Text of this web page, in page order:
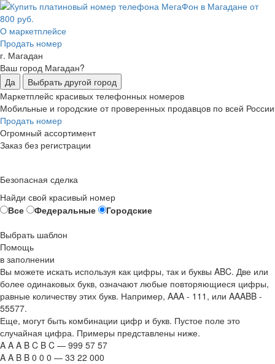
О маркетплейсе
Продать номер
г. Магадан
Ваш город Магадан?
Да
Выбрать другой город
Маркетплейс красивых телефонных номеров
Мобильные и городские от проверенных продавцов по всей России
Продать номер
Огромный ассортимент
Заказ без регистрации
Безопасная сделка
Найди свой красивый номер
Все
Федеральные
Городские
Выбрать шаблон
Помощь
в заполнении
Вы можете искать используя как цифры, так и буквы ABC. Две или
более одинаковых букв, означают любые повторяющиеся цифры,
равные количеству этих букв. Например, AAA - 111 , или AAABB -
55577.
Еще, могут быть комбинации цифр и букв. Пустое поле это
случайная цифра. Примеры представлены ниже.
A A A B C B C — 999 57 57
A A B B 0 0 0 — 33 22 000